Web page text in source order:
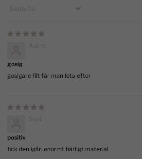
Sort by
Ayene
gosig
gosigare filt får man leta efter
Sissi
positiv
fick den igår. enormt härligt material